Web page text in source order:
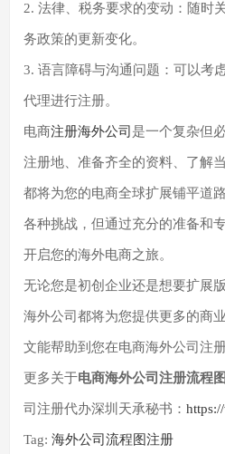
2. 法律、税务要求的变动：随时
务政策的更新变化。
3. 语言障碍与沟通问题：可以考
代理进行注册。
电商注册海外公司 是一个复杂但
注册地、准备齐全的资料、了解
都将为您的电商全球扩展铺平道
各种挑战，但通过充分的准备和
开启您的海外电商之旅。
无论您是初创企业还是想要扩展
海外公司都将为您提供更多的商
文能帮助到您在电商海外公司注
更多关于电商海外公司注册流程图
司注册代办深圳天承秘书：
Tag: 海外公司 流程图注册